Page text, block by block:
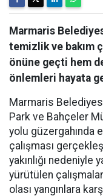
Marmaris
temizlik ve bakım
önüne geçti hem
önlemleri hayata
Marmaris
Park ve Bahçeler
yolu güzergahında
çalışması
yakınlığı nedeniyle
yürütülen
olası yangınlara